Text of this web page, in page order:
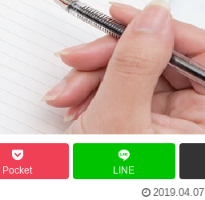
Pocket LINE
2019.04.07